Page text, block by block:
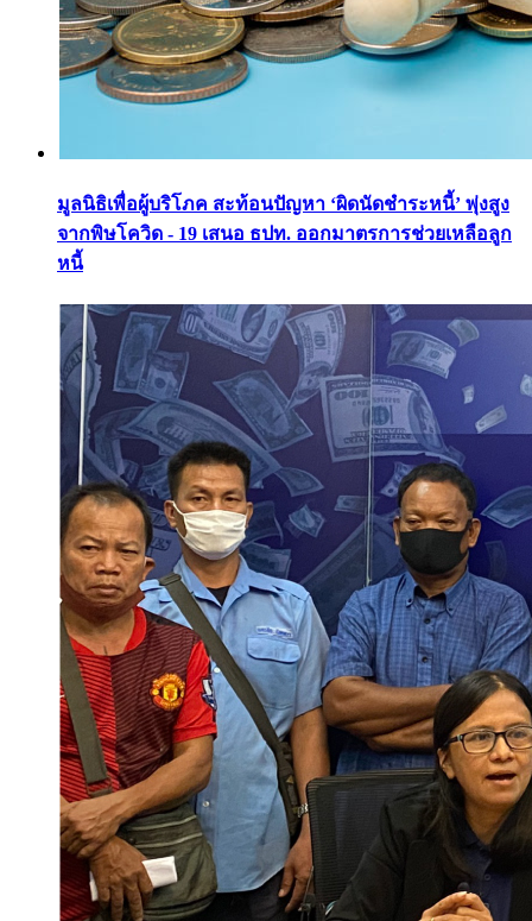
มูลนิธิเพื่อผู้บริโภค สะท้อนปัญหา ‘ผิดนัดชำระหนี้’ พุ่งสูง
จากพิษโควิด - 19 เสนอ ธปท. ออกมาตรการช่วยเหลือลูก
หนี้